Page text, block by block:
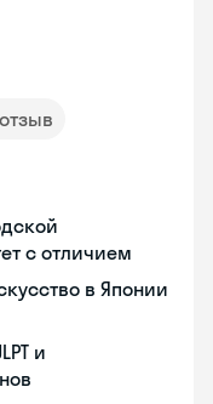
с отличием
в Японии
и